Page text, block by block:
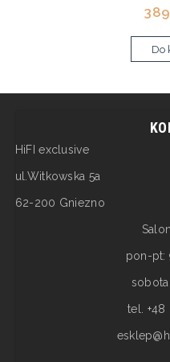
Do
HiFI exclusive
ul.Witkowska 5a
62-200 Gniezno
pon-pt:
tel. +48